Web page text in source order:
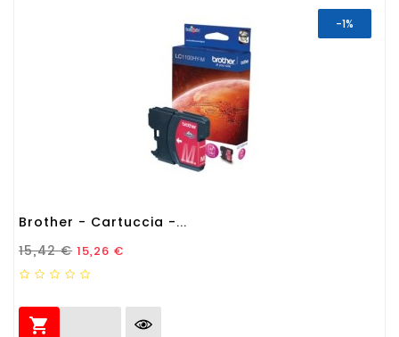
-1%
Brother - Cartuccia -...
Prezzo Standard
15,42 € Prezzo
15,26 €
